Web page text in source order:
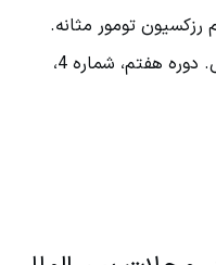
رزکسیون تومور مثانه.
مجله دانشگاه علوم پزشکی بابل. دوره هفتم، شماره 4،